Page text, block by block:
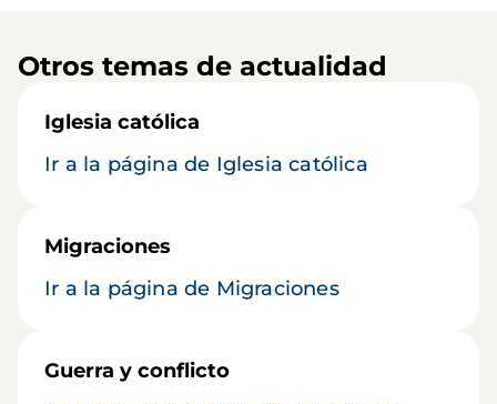
Otros temas de actualidad
Iglesia católica
Ir a la página de Iglesia católica
Migraciones
Ir a la página de Migraciones
Guerra y conflicto